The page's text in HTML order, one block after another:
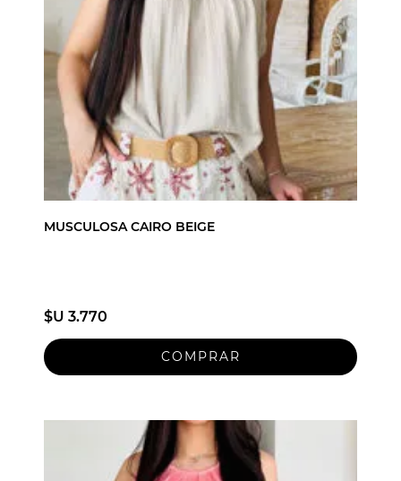
MUSCULOSA CAIRO BEIGE
$U 3.770